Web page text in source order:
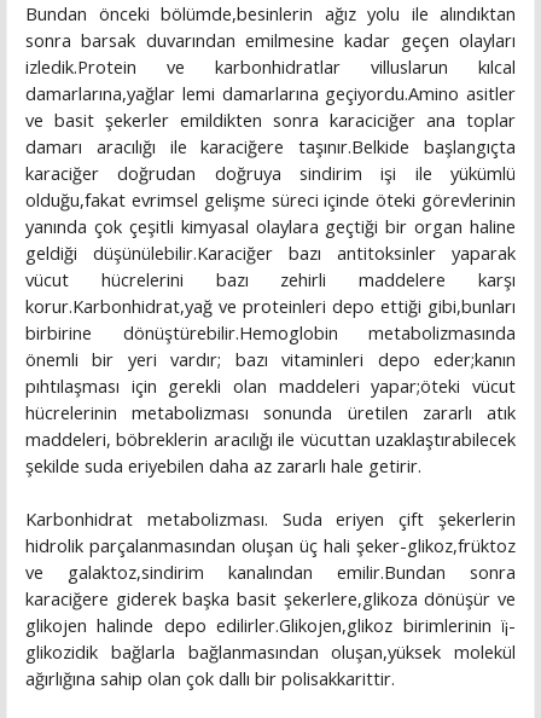
Bundan önceki bölümde,besinlerin ağız yolu ile alındıktan
sonra barsak duvarından emilmesine kadar geçen olayları
izledik.Protein ve karbonhidratlar villuslarun kılcal
damarlarına,yağlar lemi damarlarına geçiyordu.Amino asitler
ve basit şekerler emildikten sonra karaciciğer ana toplar
damarı aracılığı ile karaciğere taşınır.Belkide başlangıçta
karaciğer doğrudan doğruya sindirim işi ile yükümlü
olduğu,fakat evrimsel gelişme süreci içinde öteki görevlerinin
yanında çok çeşitli kimyasal olaylara geçtiği bir organ haline
geldiği düşünülebilir.Karaciğer bazı antitoksinler yaparak
vücut hücrelerini bazı zehirli maddelere karşı
korur.Karbonhidrat,yağ ve proteinleri depo ettiği gibi,bunları
birbirine dönüştürebilir.Hemoglobin metabolizmasında
önemli bir yeri vardır; bazı vitaminleri depo eder;kanın
pıhtılaşması için gerekli olan maddeleri yapar;öteki vücut
hücrelerinin metabolizması sonunda üretilen zararlı atık
maddeleri, böbreklerin aracılığı ile vücuttan uzaklaştırabilecek
şekilde suda eriyebilen daha az zararlı hale getirir.
Karbonhidrat metabolizması. Suda eriyen çift şekerlerin
hidrolik parçalanmasından oluşan üç hali şeker-glikoz,früktoz
ve galaktoz,sindirim kanalından emilir.Bundan sonra
karaciğere giderek başka basit şekerlere,glikoza dönüşür ve
glikojen halinde depo edilirler.Glikojen,glikoz birimlerinin ï¡-
glikozidik bağlarla bağlanmasından oluşan,yüksek molekül
ağırlığına sahip olan çok dallı bir polisakkarittir.